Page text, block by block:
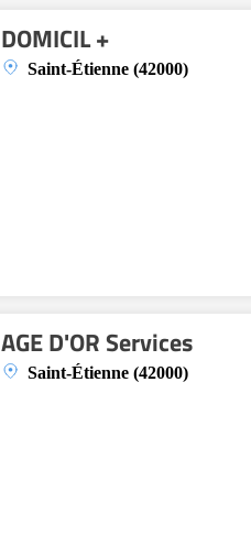
DOMICIL +
Saint-Étienne (42000)
AGE D'OR Services
Saint-Étienne (42000)